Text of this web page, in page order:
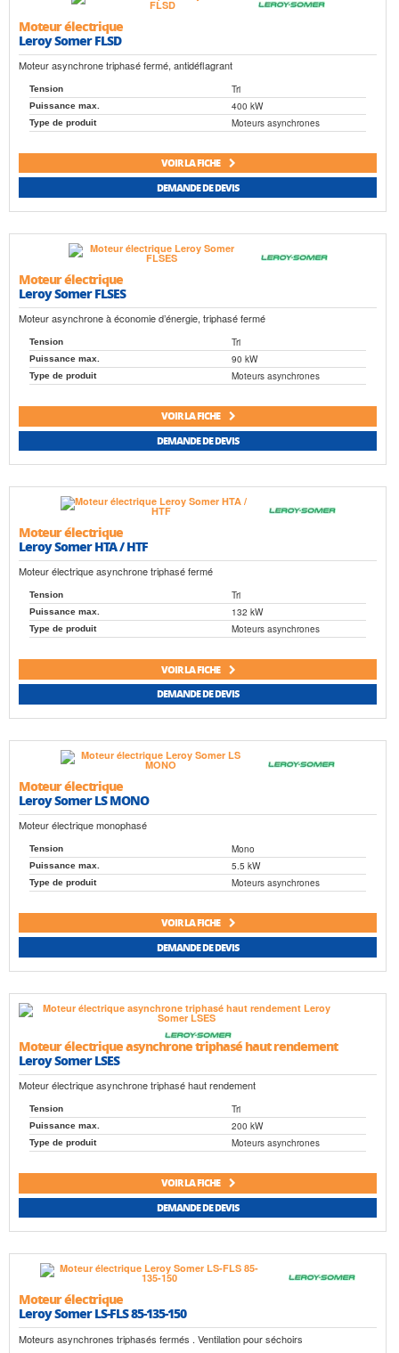
Moteur électrique
Leroy Somer FLSD
Moteur asynchrone triphasé fermé, antidéflagrant
Tension Tri
Puissance max. 400 kW
Type de produit Moteurs asynchrones
VOIR LA FICHE
DEMANDE DE DEVIS
Moteur électrique
Leroy Somer FLSES
Moteur asynchrone à économie d’énergie, triphasé fermé
Tension Tri
Puissance max. 90 kW
Type de produit Moteurs asynchrones
VOIR LA FICHE
DEMANDE DE DEVIS
Moteur électrique
Leroy Somer HTA / HTF
Moteur électrique asynchrone triphasé fermé
Tension Tri
Puissance max. 132 kW
Type de produit Moteurs asynchrones
VOIR LA FICHE
DEMANDE DE DEVIS
Moteur électrique
Leroy Somer LS MONO
Moteur électrique monophasé
Tension Mono
Puissance max. 5.5 kW
Type de produit Moteurs asynchrones
VOIR LA FICHE
DEMANDE DE DEVIS
Moteur électrique asynchrone triphasé haut rendement
Leroy Somer LSES
Moteur électrique asynchrone triphasé haut rendement
Tension Tri
Puissance max. 200 kW
Type de produit Moteurs asynchrones
VOIR LA FICHE
DEMANDE DE DEVIS
Moteur électrique
Leroy Somer LS-FLS 85-135-150
Moteurs asynchrones triphasés fermés . Ventilation pour séchoirs